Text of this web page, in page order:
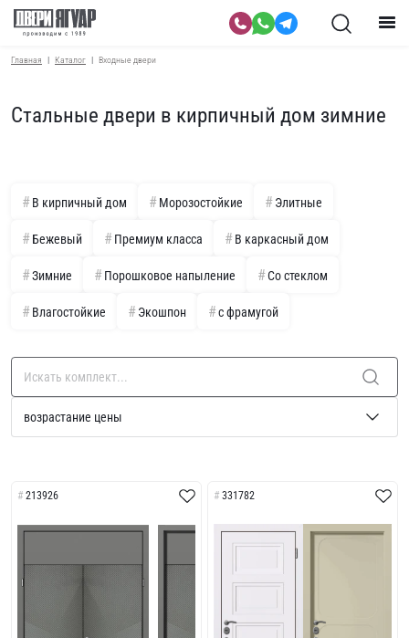
Главная Каталог Входные двери
Стальные двери в кирпичный дом зимние
В кирпичный дом Морозостойкие Элитные
Бежевый Премиум класса В каркасный дом
Зимние Порошковое напыление Со стеклом
Влагостойкие Экошпон с фрамугой
213926 331782